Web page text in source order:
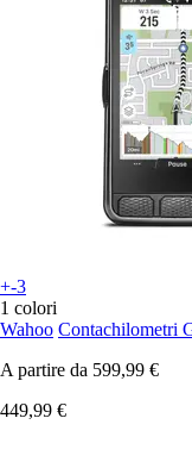
+-3
1 colori
Wahoo Contachilometri
A partire da 599,99 €
449,99 €